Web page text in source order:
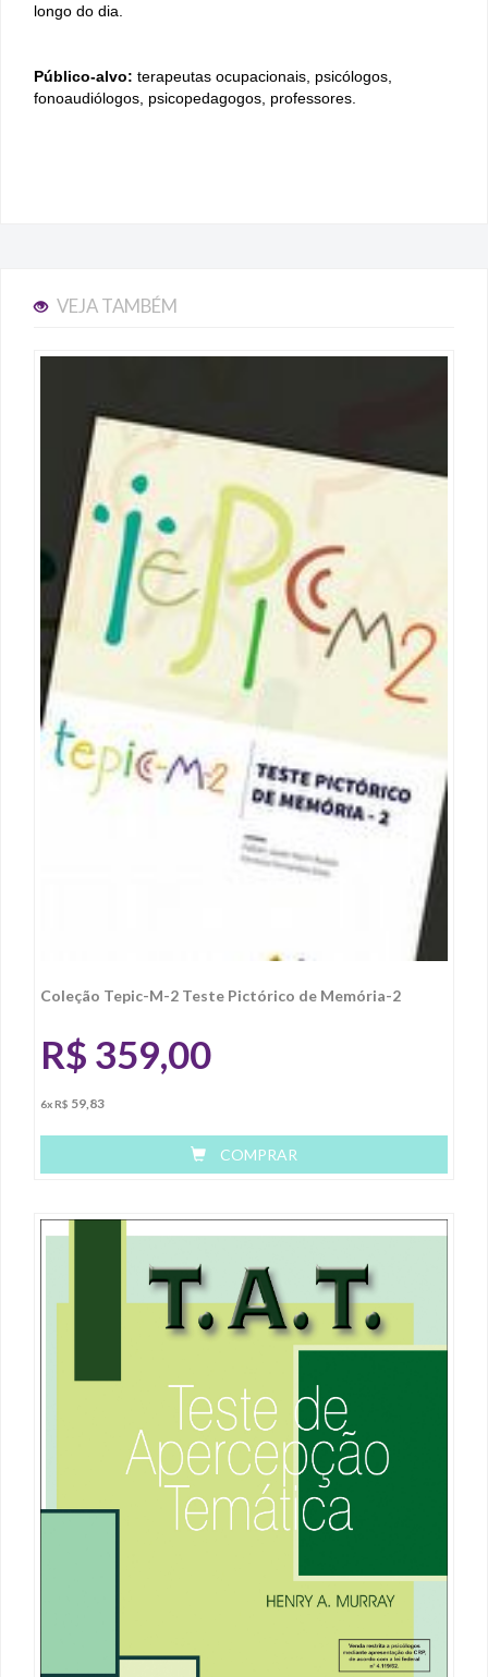
longo do dia.
Público-alvo: terapeutas ocupacionais, psicólogos,
fonoaudiólogos, psicopedagogos, professores.
VEJA TAMBÉM
Coleção Tepic-M-2 Teste Pictórico de Memória-2
R$ 359,00
6x R$ 59,83
COMPRAR